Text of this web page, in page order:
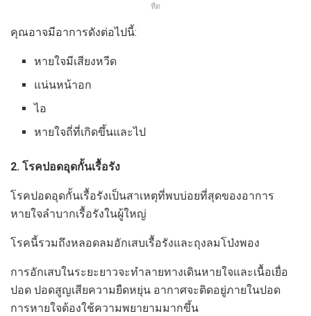
หืด
คุณอาจมีอาการดังต่อไปนี้:
หายใจมีเสียงหวีด
แน่นหน้าอก
ไอ
หายใจถี่ที่เกิดขึ้นและไป
2. โรคปอดอุดกั้นเรื้อรัง
โรคปอดอุดกั้นเรื้อรังเป็นสาเหตุที่พบบ่อยที่สุดของอาการ
หายใจลำบากเรื้อรังในผู้ใหญ่
โรคนี้รวมถึงหลอดลมอักเสบเรื้อรังและถุงลมโป่งพอง
การอักเสบในระยะยาวจะทำลายทางเดินหายใจและเนื้อเยื่อ
ปอด ปอดสูญเสียความยืดหยุ่น อากาศจะติดอยู่ภายในปอด
การหายใจต้องใช้ความพยายามมากขึ้น